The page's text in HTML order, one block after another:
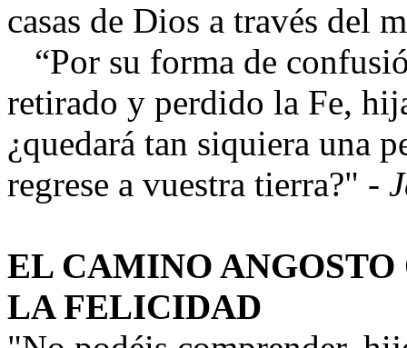
casas de Dios a través del
“Por su forma de
retirado y perdido la Fe,
¿quedará tan siquiera una
regrese a vuestra tierra?" -
EL CAMINO
LA FELICIDAD